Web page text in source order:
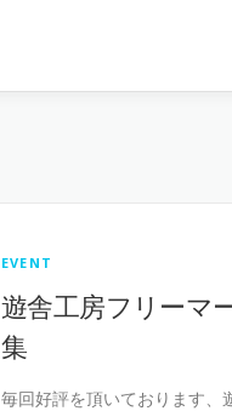
EVENT
遊舎工房フリーマ
集
毎回好評を頂いております